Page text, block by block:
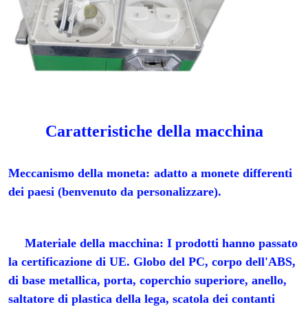
Caratteristiche della macchina
Meccanismo della moneta: adatto a monete differenti
dei paesi (benvenuto da personalizzare).
Materiale della macchina: I prodotti hanno passato
la certificazione di UE. Globo del PC, corpo dell'ABS,
di base metallica, porta, coperchio superiore, anello,
saltatore di plastica della lega, scatola dei contanti